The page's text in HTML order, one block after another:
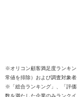
※オリコン顧客満足度ランキ
常値を排除）および調査対象
※「総合ランキング」、「評
数を満たした企業のみランク